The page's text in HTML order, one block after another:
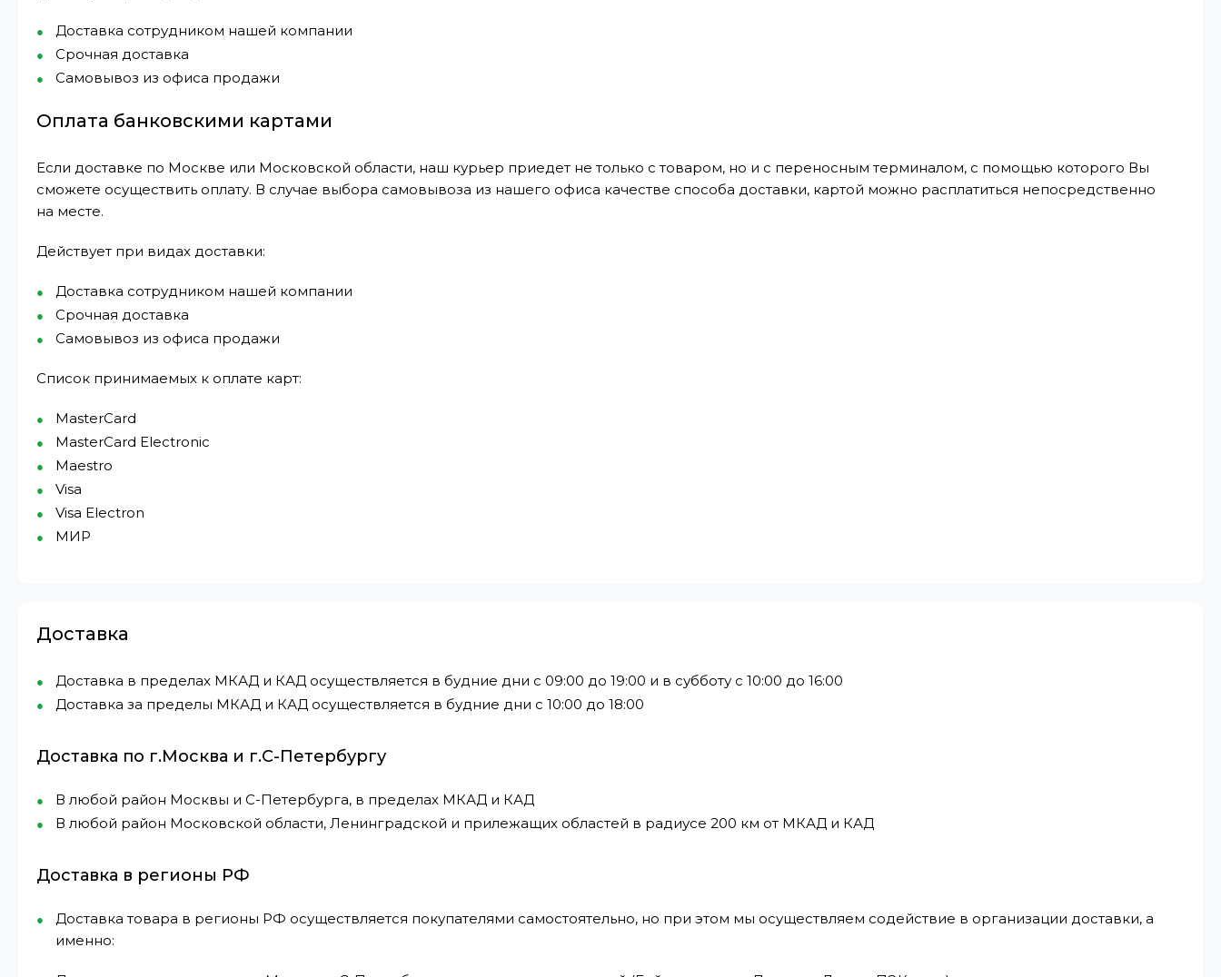
Доставка сотрудником нашей компании
Срочная доставка
Самовывоз из офиса продажи
Оплата банковскими картами
Если доставке по Москве или Московской области, наш курьер приедет не только с товаром, но и с переносным терминалом, с помощью которого Вы
сможете осуществить оплату. В случае выбора самовывоза из нашего офиса качестве способа доставки, картой можно расплатиться непосредственно
на месте.
Действует при видах доставки:
Доставка сотрудником нашей компании
Срочная доставка
Самовывоз из офиса продажи
Список принимаемых к оплате карт:
MasterCard
MasterCard Electronic
Maestro
Visa
Visa Electron
МИР⁠
Доставка
Доставка в пределах МКАД и КАД осуществляется в будние дни с 09:00 до 19:00 и в субботу с 10:00 до 16:00
Доставка за пределы МКАД и КАД осуществляется в будние дни с 10:00 до 18:00
Доставка по г.Москва и г.С-Петербургу
В любой район Москвы и С-Петербурга, в пределах МКАД и КАД
В любой район Московской области, Ленинградской и прилежащих областей в радиусе 200 км от МКАД и КАД
Доставка в регионы РФ
Доставка товара в регионы РФ осуществляется покупателями самостоятельно, но при этом мы осуществляем содействие в организации доставки, а
именно: